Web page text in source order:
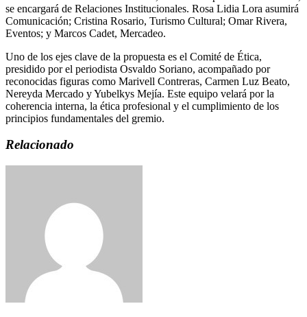
se encargará de Relaciones Institucionales. Rosa Lidia Lora asumirá
Comunicación; Cristina Rosario, Turismo Cultural; Omar Rivera,
Eventos; y Marcos Cadet, Mercadeo.
Uno de los ejes clave de la propuesta es el Comité de Ética,
presidido por el periodista Osvaldo Soriano, acompañado por
reconocidas figuras como Marivell Contreras, Carmen Luz Beato,
Nereyda Mercado y Yubelkys Mejía. Este equipo velará por la
coherencia interna, la ética profesional y el cumplimiento de los
principios fundamentales del gremio.
Relacionado